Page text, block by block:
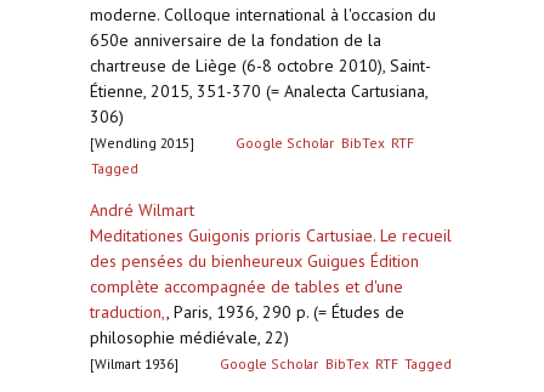
moderne. Colloque international à l'occasion du
650e anniversaire de la fondation de la
chartreuse de Liège (6-8 octobre 2010), Saint-
Étienne, 2015, 351-370 (= Analecta Cartusiana,
306)
[Wendling 2015] Google Scholar BibTex RTF
Tagged
André Wilmart
Meditationes Guigonis prioris Cartusiae. Le recueil
des pensées du bienheureux Guigues Édition
complète accompagnée de tables et d'une
traduction,, Paris, 1936, 290 p. (= Études de
philosophie médiévale, 22)
[Wilmart 1936] Google Scholar BibTex RTF Tagged